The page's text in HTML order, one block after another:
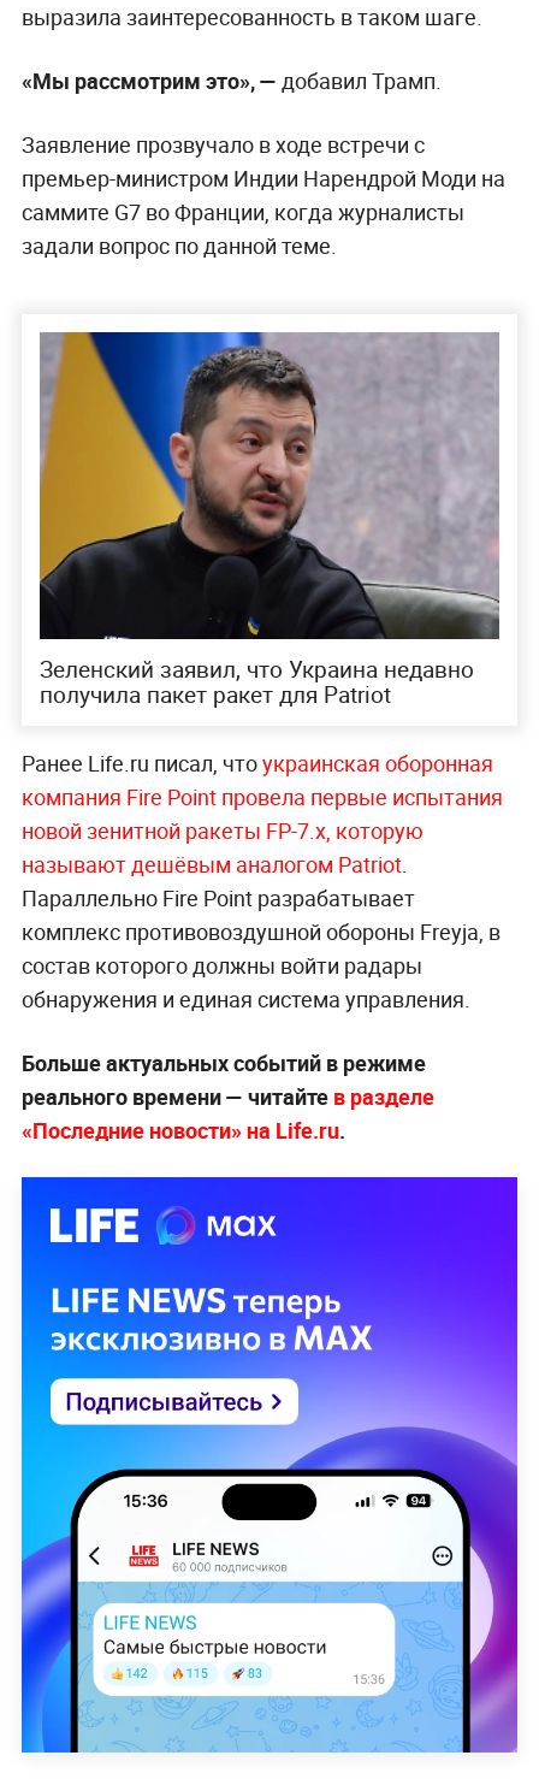
выразила заинтересованность в таком шаге.
«Мы рассмотрим это», — добавил Трамп.
Заявление прозвучало в ходе встречи с
премьер-министром Индии Нарендрой Моди на
саммите G7 во Франции, когда журналисты
задали вопрос по данной теме.
Зеленский заявил, что Украина недавно
получила пакет ракет для Patriot
Ранее Life.ru писал, чтоукраинская оборонная
компания Fire Point провела первые испытания
новой зенитной ракеты FP-7.x, которую
называют дешёвым аналогом Patriot.
Параллельно Fire Point разрабатывает
комплекс противовоздушной обороны Freyja, в
состав которого должны войти радары
обнаружения и единая система управления.
Больше актуальных событий в режиме
реального времени — читайте в разделе
«Последние новости» на Life.ru.